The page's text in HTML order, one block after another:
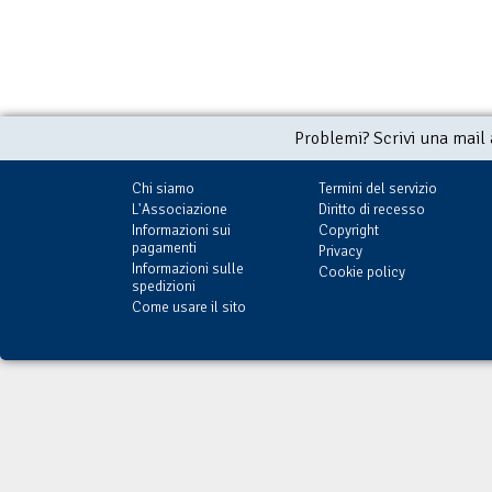
Problemi? Scrivi una
Chi siamo
L'Associazione
Informazioni sui
pagamenti
Informazioni sulle
spedizioni
Come usare il sito
Termini del servizio
Diritto di recesso
Copyright
Privacy
Cookie policy